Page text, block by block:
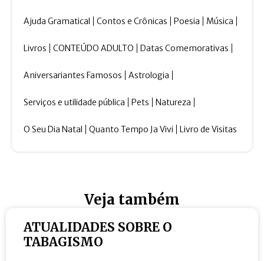
Ajuda Gramatical Contos e Crônicas Poesia Música
Livros CONTEÚDO ADULTO Datas Comemorativas
Aniversariantes Famosos Astrologia
Serviços e utilidade pública Pets Natureza
O Seu Dia Natal Quanto Tempo Ja Vivi Livro de Visitas
Veja também
ATUALIDADES SOBRE O
TABAGISMO